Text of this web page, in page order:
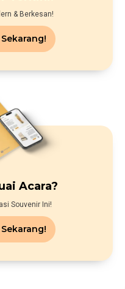
& Berkesan!
Acara?
Souvenir Ini!